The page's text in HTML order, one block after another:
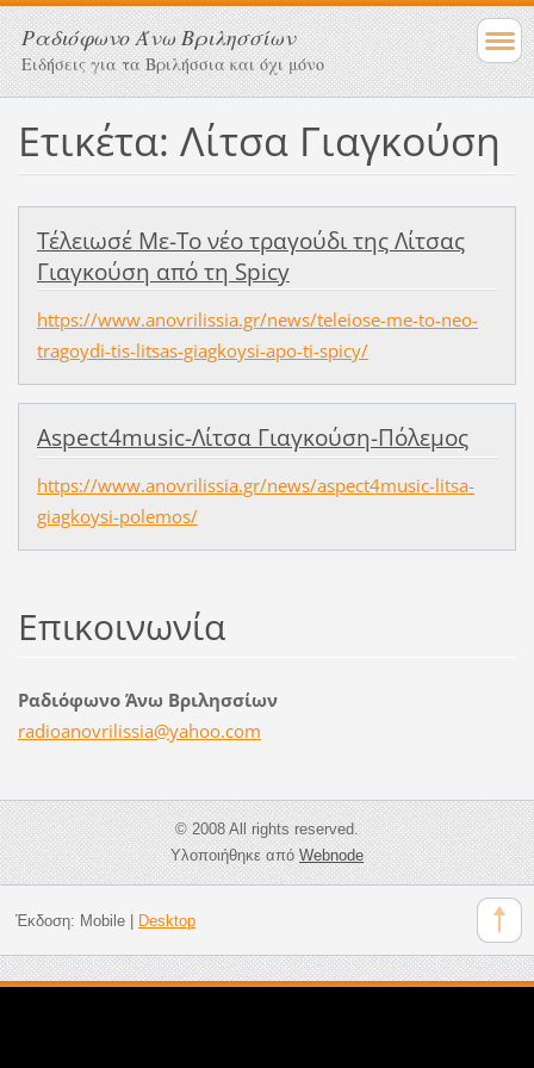
Ραδιόφωνο Άνω Βριλησσίων
Ειδήσεις για τα Βριλήσσια και όχι μόνο
Ετικέτα: Λίτσα Γιαγκούση
Τέλειωσέ Με-Το νέο τραγούδι της Λίτσας
Γιαγκούση από τη Spicy
https://www.anovrilissia.gr/news/teleiose-me-to-neo-
tragoydi-tis-litsas-giagkoysi-apo-ti-spicy/
Aspect4music-Λίτσα Γιαγκούση-Πόλεμος
https://www.anovrilissia.gr/news/aspect4music-litsa-
giagkoysi-polemos/
Επικοινωνία
Ραδιόφωνο Άνω Βριλησσίων
radioanovrilissia@yahoo.com
© 2008 All rights reserved.
Υλοποιήθηκε απόWebnode
Έκδοση: Mobile| Desktop